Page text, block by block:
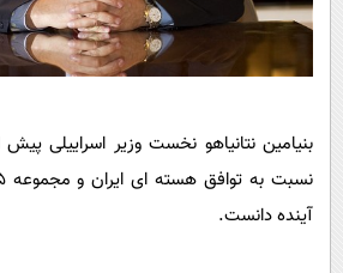
بنیامین نتانیاهو نخست وزیر اسراییلی
آینده دانست.